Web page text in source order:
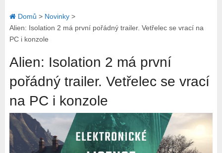
Domů > Novinky>
Alien: Isolation 2 má první pořádný trailer. Vetřelec se vrací na
PC i konzole
Alien: Isolation 2 má první
pořádný trailer. Vetřelec se vrací
na PC i konzole